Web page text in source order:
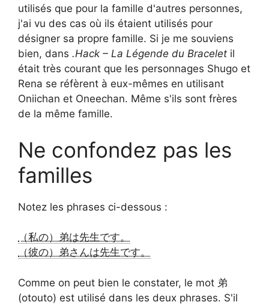
utilisés que pour la famille d'autres personnes,
j'ai vu des cas où ils étaient utilisés pour
désigner sa propre famille. Si je me souviens
bien, dans .Hack – La Légende du Bracelet il
était très courant que les personnages Shugo et
Rena se réfèrent à eux-mêmes en utilisant
Oniichan et Oneechan. Même s'ils sont frères
de la même famille.
Ne confondez pas les
familles
Notez les phrases ci-dessous :
（私の）弟は先生です。
（彼の）弟さんは先生です。
Comme on peut bien le constater, le mot 弟
(otouto) est utilisé dans les deux phrases. S'il